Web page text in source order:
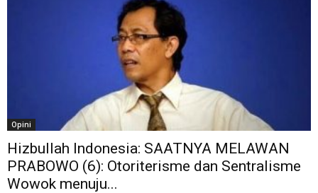
Opini
Hizbullah Indonesia: SAATNYA MELAWAN
PRABOWO (6): Otoriterisme dan Sentralisme
Wowok menuju...